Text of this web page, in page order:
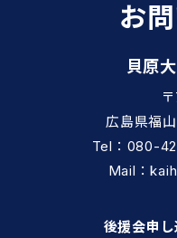
お
貝原
広島県福
Tel：080-
Mail：
後援会申